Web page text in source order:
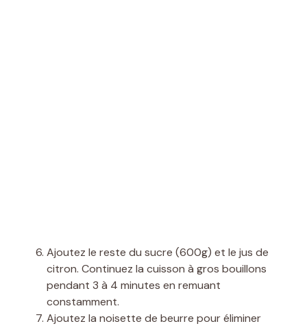
Ajoutez le reste du sucre (600g) et le jus de
citron. Continuez la cuisson à gros bouillons
pendant 3 à 4 minutes en remuant
constamment.
Ajoutez la noisette de beurre pour éliminer